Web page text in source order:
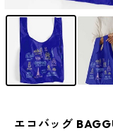
エコバッグ